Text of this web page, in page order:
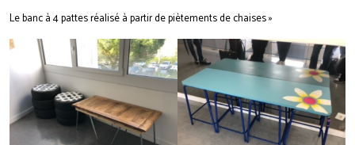
Le banc à 4 pattes réalisé à partir de piètements de chaises »